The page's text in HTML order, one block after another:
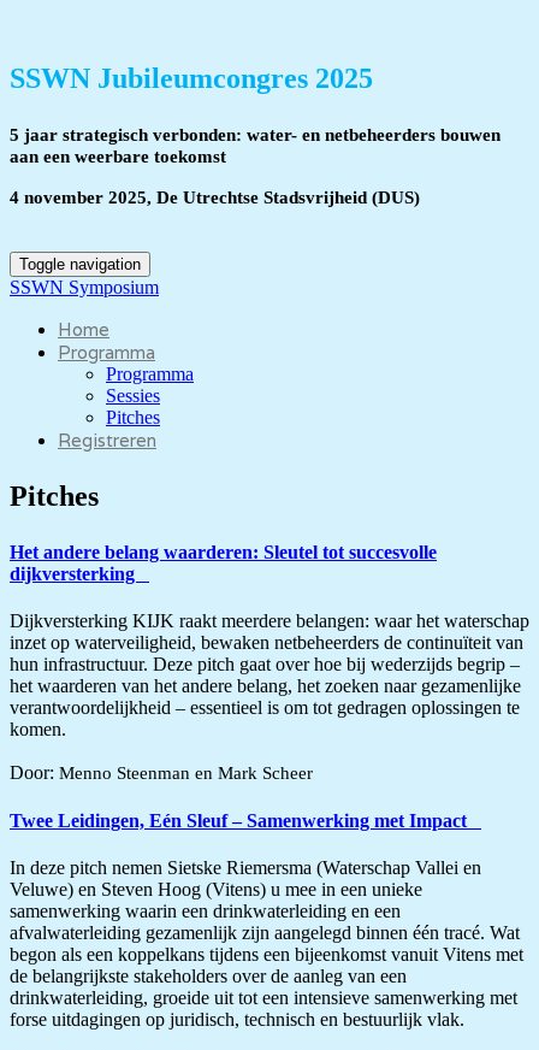
SSWN Jubileumcongres 2025
5 jaar strategisch verbonden: water- en netbeheerders bouwen
aan een weerbare toekomst
4 november 2025, De Utrechtse Stadsvrijheid (DUS)
Toggle navigation
SSWN Symposium
Home
Programma
Programma
Sessies
Pitches
Registreren
Pitches
Het andere belang waarderen: Sleutel tot succesvolle
dijkversterking
Dijkversterking KIJK raakt meerdere belangen: waar het waterschap
inzet op waterveiligheid, bewaken netbeheerders de continuïteit van
hun infrastructuur. Deze pitch gaat over hoe bij wederzijds begrip –
het waarderen van het andere belang, het zoeken naar gezamenlijke
verantwoordelijkheid – essentieel is om tot gedragen oplossingen te
komen.
Door: Menno Steenman en Mark Scheer
Twee Leidingen, Eén Sleuf – Samenwerking met Impact
In deze pitch nemen Sietske Riemersma (Waterschap Vallei en
Veluwe) en Steven Hoog (Vitens) u mee in een unieke
samenwerking waarin een drinkwaterleiding en een
afvalwaterleiding gezamenlijk zijn aangelegd binnen één tracé. Wat
begon als een koppelkans tijdens een bijeenkomst vanuit Vitens met
de belangrijkste stakeholders over de aanleg van een
drinkwaterleiding, groeide uit tot een intensieve samenwerking met
forse uitdagingen op juridisch, technisch en bestuurlijk vlak.